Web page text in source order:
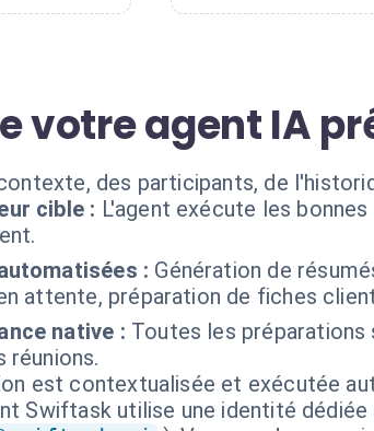
votre agent IA
des participants, de
cible : L'agent exécute les
: Génération de
attente, préparation de fiches
native : Toutes les
réunions.
est contextualisée et exécutée
Swiftask utilise une identité dédiée